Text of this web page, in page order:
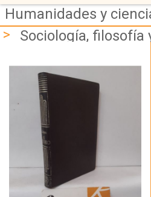
Humanidades y
>
Sociología, filosofía